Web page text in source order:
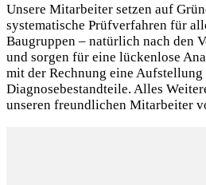
Unsere Mitarbeiter setzen auf
systematische Prüfverfahren für
Baugruppen – natürlich nach den
und sorgen für eine lückenlose
mit der Rechnung eine
Diagnosebestandteile. Alles
unseren freundlichen Mitarbeiter